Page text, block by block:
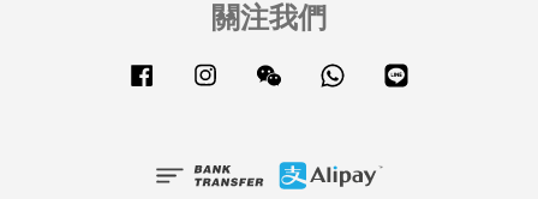
關注我們
Facebook Instagram Wechat Whatsapp